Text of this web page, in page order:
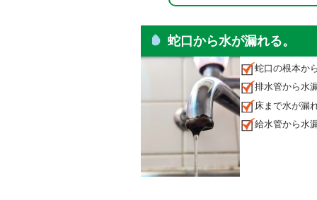
蛇口から水が漏れる。
蛇口の根本か
排水管から水
床まで水が漏
給水管から水